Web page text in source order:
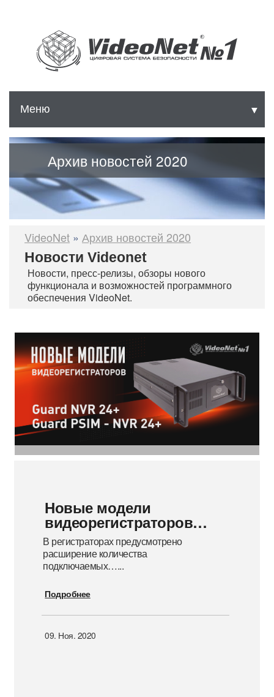
Меню ▼
▼
▼
Архив новостей 2020
VideoNet »Архив новостей 2020
Новости Videonet
Новости, пресс-релизы, обзоры нового
функционала и возможностей программного
обеспечения VideoNet.
Новые модели
видеорегистраторов…
В регистраторах предусмотрено
расширение количества
подключаемых…...
Подробнее
09. Ноя. 2020